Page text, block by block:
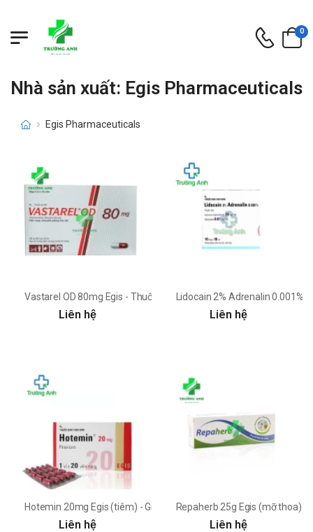
0
Nhà sản xuất: Egis Pharmaceuticals
Egis Pharmaceuticals
Vastarel OD 80mg Egis - Thuốc điều trị đau thắt ngực ổn định
Liên hệ
Lidocain 2% Adrenalin 0.001%
Liên hệ
Hotemin 20mg Egis (tiêm) - Giúp điều trị viêm khớp dạng thấp
Liên hệ
Repaherb 25g Egis (mỡ thoa) -
Liên hệ